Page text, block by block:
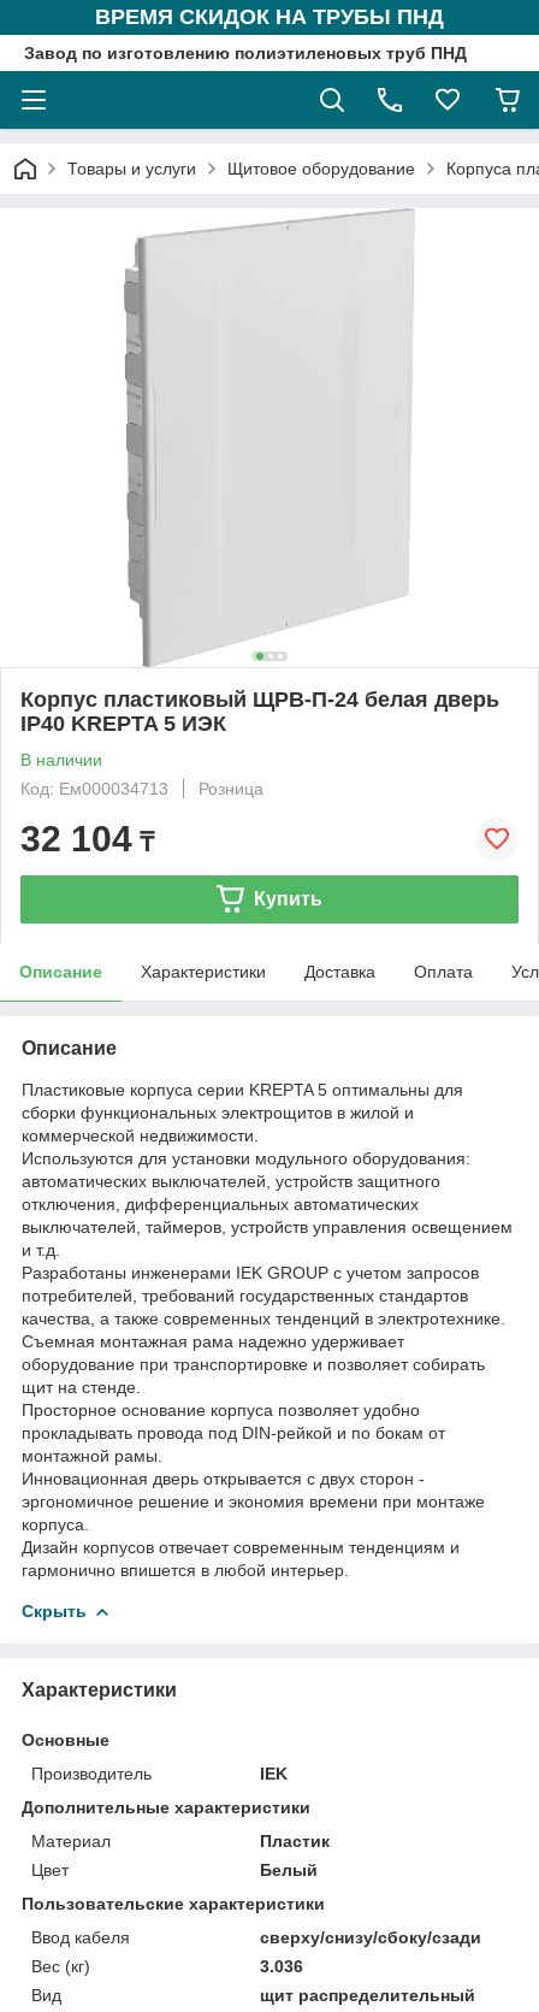
ВРЕМЯ СКИДОК НА ТРУБЫ ПНД
Завод по изготовлению полиэтиленовых труб ПНД
Товары и услуги Щитовое оборудование Корпуса
Корпус пластиковый ЩРВ-П-24 белая дверь
IP40 KREPTA 5 ИЭК
В наличии
Код: Ем000034713
Розница
32 104 ₸
Купить
Описание Характеристики Доставка Оплата
Описание
Пластиковые корпуса серии KREPTA 5 оптимальны для
сборки функциональных электрощитов в жилой и
коммерческой недвижимости.
Используются для установки модульного оборудования:
автоматических выключателей, устройств защитного
отключения, дифференциальных автоматических
выключателей, таймеров, устройств управления освещением
и т.д.
Разработаны инженерами IEK GROUP с учетом запросов
потребителей, требований государственных стандартов
качества, а также современных тенденций в электротехнике.
Съемная монтажная рама надежно удерживает
оборудование при транспортировке и позволяет собирать
щит на стенде.
Просторное основание корпуса позволяет удобно
прокладывать провода под DIN-рейкой и по бокам от
монтажной рамы.
Инновационная дверь открывается с двух сторон -
эргономичное решение и экономия времени при монтаже
корпуса.
Дизайн корпусов отвечает современным тенденциям и
гармонично впишется в любой интерьер.
Скрыть
Характеристики
Основные
Производитель
IEK
Дополнительные характеристики
Материал
Пластик
Цвет
Белый
Пользовательские характеристики
Ввод кабеля
сверху/снизу/сбоку/сзади
Вес (кг)
3.036
Вид
щит распределительный